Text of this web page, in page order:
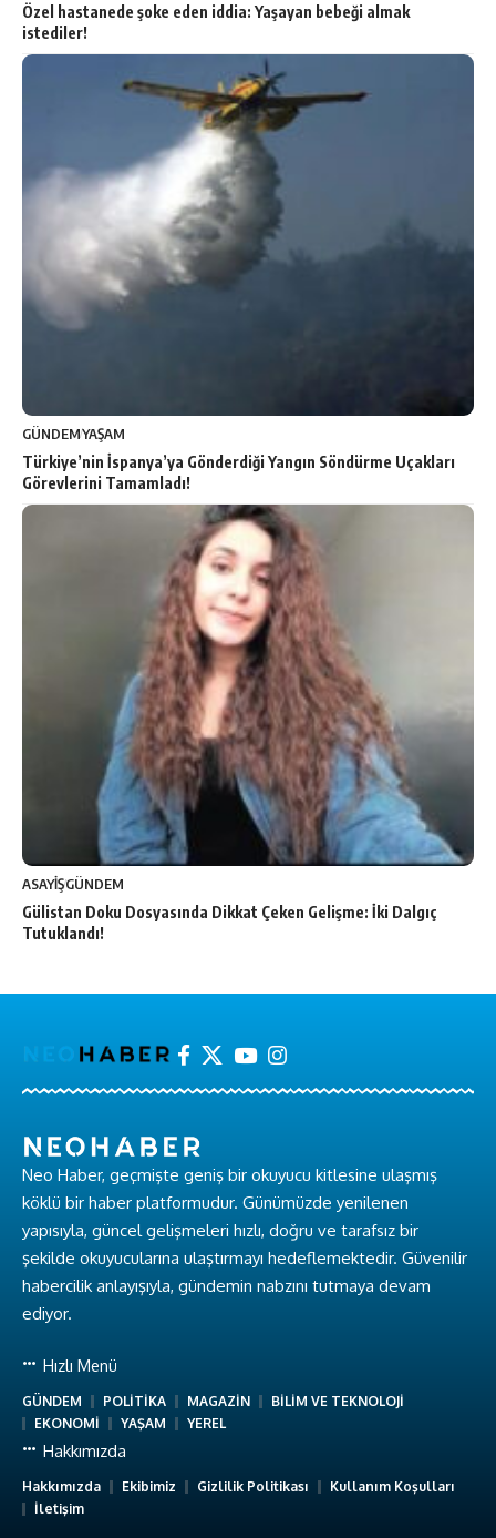
Özel hastanede şoke eden iddia: Yaşayan bebeği almak
istediler!
GÜNDEMYAŞAM
Türkiye’nin İspanya’ya Gönderdiği Yangın Söndürme Uçakları
Görevlerini Tamamladı!
ASAYİŞGÜNDEM
Gülistan Doku Dosyasında Dikkat Çeken Gelişme: İki Dalgıç
Tutuklandı!
Neo Haber, geçmişte geniş bir okuyucu kitlesine ulaşmış
köklü bir haber platformudur. Günümüzde yenilenen
yapısıyla, güncel gelişmeleri hızlı, doğru ve tarafsız bir
şekilde okuyucularına ulaştırmayı hedeflemektedir. Güvenilir
habercilik anlayışıyla, gündemin nabzını tutmaya devam
ediyor.
Hızlı Menü
GÜNDEM POLİTİKA MAGAZİN
BİLİM VE TEKNOLOJİ
EKONOMİ
YAŞAM YEREL
Hakkımızda
Hakkımızda Ekibimiz Gizlilik Politikası
Kullanım Koşulları
İletişim